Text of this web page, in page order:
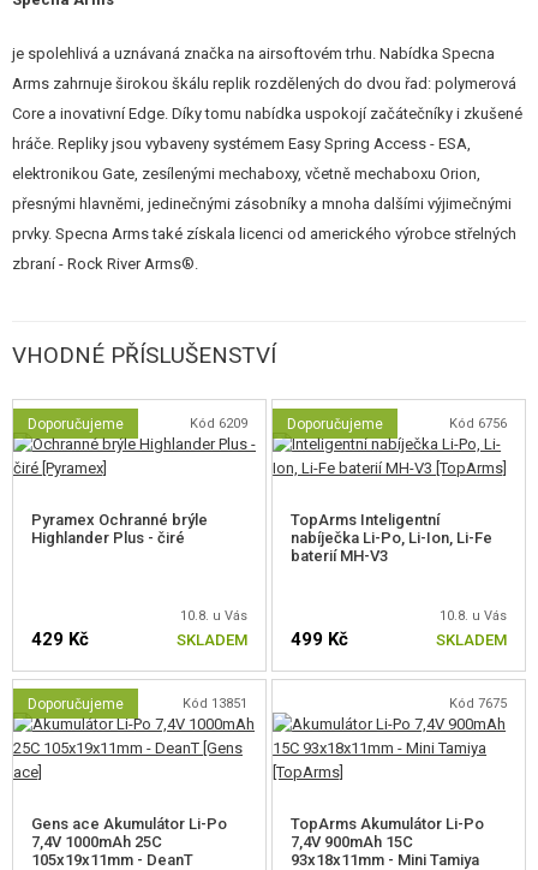
Zbraň využívá systém rychlé výměny pružin
Zbraň byla plně přizpůsobena pro fungování s bateriemi typu LiPo a LiFe.
S úsťovou rychlostí
100 m/s (~320 FPS), kterou zajišťuje hlavní pružina
instalovaná z výroby, je zbraň ideální pro použití do budov. Součástí balení
je také pružina M90, která umožňuje snížit úsťovou rychlost na 90 m/s
(~300 FPS).
zbrani je instalována přesná hlaveň průměru6,03 mm.
Zbraň má z výroby nainstalovaný kvalitní a ověřený systémMOSFET X-
bezpečnost komponentůzbraně, zlepší odezvu spouště a životnost
elektroniky a baterie a umožní vám diagnostikovat základní poruchy uvnitř
Vnitřní díly
8 mm kluzná ložiska
ocelová ozubená kola - polykarbonátový plastový píst s ocelovým
hřebenem
komora Rotary Hop-Up
kvalitní hlaveň 6,03 mm
je spolehlivá a uznávaná značka na airsoftovém trhu. Nabídka Specna
Arms zahrnuje širokou škálu replik rozdělených do dvou řad: polymerová
Core a inovativní Edge. Díky tomu nabídka uspokojí začátečníky i zkušené
hráče. Repliky jsou vybaveny systémem Easy Spring Access - ESA,
elektronikou Gate, zesílenými mechaboxy, včetně mechaboxu Orion,
přesnými hlavněmi, jedinečnými zásobníky a mnoha dalšími výjimečnými
prvky. Specna Arms také získala licenci od amerického výrobce střelných
zbraní - Rock River Arms®.
VHODNÉ PŘÍSLUŠENSTVÍ
Doporučujeme Kód 6209
Pyramex Ochranné brýle
Highlander Plus - čiré
10.8. u Vás
429 Kč SKLADEM
Doporučujeme Kód 6756
TopArms Inteligentní
nabíječka Li-Po, Li-Ion, Li-Fe
baterií MH-V3
10.8. u Vás
499 Kč SKLADEM
Doporučujeme Kód 13851
Gens ace Akumulátor Li-Po
7,4V 1000mAh 25C
105x19x11mm - DeanT
Kód 7675
TopArms Akumulátor Li-Po
7,4V 900mAh 15C
93x18x11mm - Mini Tamiya